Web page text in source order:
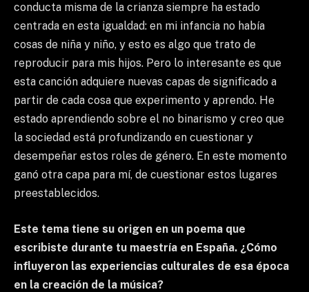
conducta misma de la crianza siempre ha estado
centrada en esta igualdad: en mi infancia no había
cosas de niña y niño, y esto es algo que trato de
reproducir para mis hijos. Pero lo interesante es que
esta canción adquiere nuevas capas de significado a
partir de cada cosa que experimento y aprendo. He
estado aprendiendo sobre el no binarismo y creo que
la sociedad está profundizando en cuestionar y
desempeñar estos roles de género. En este momento
ganó otra capa para mí, de cuestionar estos lugares
preestablecidos.
Este tema tiene su origen en un poema que
escribiste durante tu maestría en España. ¿Cómo
influyeron las experiencias culturales de esa época
en la creación de la música?